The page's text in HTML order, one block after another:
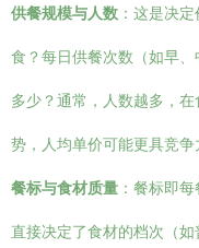
供餐规模与人数 ：这是决
食？每日供餐次数（如早
多少？通常，人数越多，
势，人均单价可能更具竞争
餐标与食材质量 ：餐标即
直接决定了食材的档次（